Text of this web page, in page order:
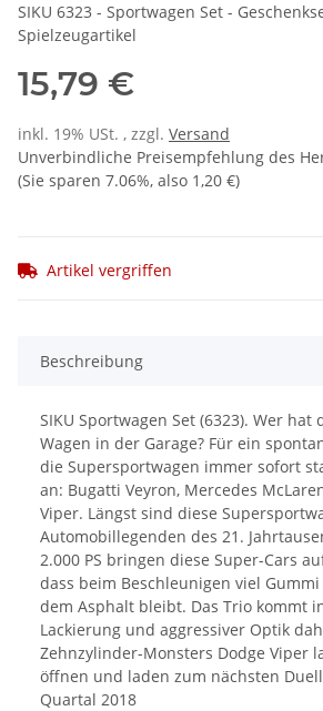
SIKU 6323 - Sportwagen Set -
Spielzeugartikel
15,79 €
inkl. 19% USt. , zzgl. Versand
Unverbindliche Preisempfehlung des
(Sie sparen 7.06%, also 1,20 €)
Artikel vergriffen
Beschreibung
SIKU Sportwagen Set (6323). Wer hat
Wagen in der Garage? Für ein
die Supersportwagen immer sofort
an: Bugatti Veyron, Mercedes
Viper. Längst sind diese
Automobillegenden des 21.
2.000 PS bringen diese Super-Cars
dass beim Beschleunigen viel
dem Asphalt bleibt. Das Trio kommt
Lackierung und aggressiver Optik
Zehnzylinder-Monsters Dodge Viper
öffnen und laden zum nächsten Duell
Quartal 2018